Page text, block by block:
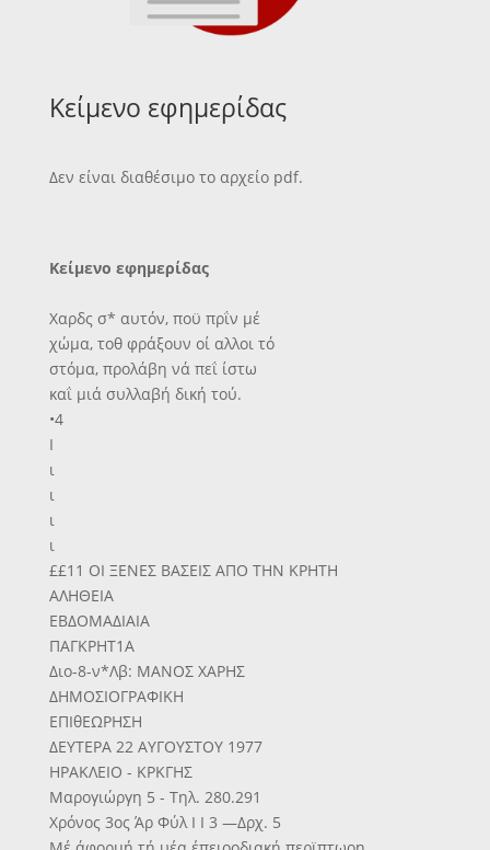
Κείμενο εφημερίδας
Δεν είναι διαθέσιμο το αρχείο pdf.
Κείμενο εφημερίδας
Χαρδς σ* αυτόν, ποϋ πρΐν μέ
χώμα, τοθ φράξουν οί αλλοι τό
στόμα, προλάβη νά πεΐ ίστω
καΐ μιά συλλαβή δική τού.
•4
Ι
ι
ι
ι
ι
££11 ΟΙ ΞΕΝΕΣ ΒΑΣΕΙΣ ΑΠΟ ΤΗΝ ΚΡΗΤΗ
ΑΛΗΘΕΙΑ
ΕΒΔΟΜΑΔΙΑΙΑ
ΠΑΓΚΡΗΤ1Α
Διο-8-ν*Λβ: ΜΑΝΟΣ ΧΑΡΗΣ
ΔΗΜΟΣΙΟΓΡΑΦΙΚΗ
ΕΠΙθΕΩΡΗΣΗ
ΔΕΥΤΕΡΑ 22 ΑΥΓΟΥΣΤΟΥ 1977
ΗΡΑΚΛΕΙΟ - ΚΡΚΓΗΣ
Μαρογιώργη 5 - Τηλ. 280.291
Χρόνος 3ος Άρ Φύλ Ι Ι 3 —Δρχ. 5